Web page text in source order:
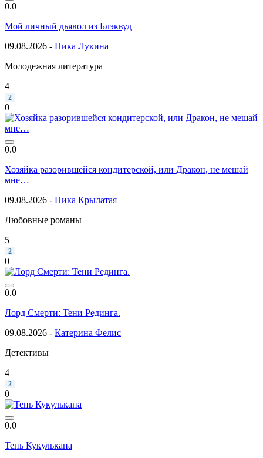
0.0
Мой личный дьявол из Блэквуд
09.08.2026 - Ника Лукина
Молодежная литература
4
2
0
0.0
Хозяйка разорившейся кондитерской, или Дракон, не мешай
мне…
09.08.2026 - Ника Крылатая
Любовные романы
5
2
0
0.0
Лорд Смерти: Тени Рединга.
09.08.2026 - Катерина Фелис
Детективы
4
2
0
0.0
Тень Кукулькана